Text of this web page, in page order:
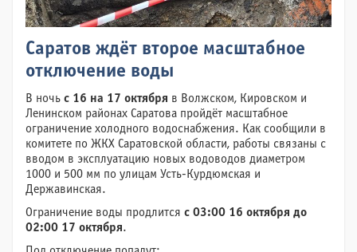
Саратов ждёт второе масштабное
отключение воды
В ночь с 16 на 17 октября в Волжском, Кировском и
Ленинском районах Саратова пройдёт масштабное
ограничение холодного водоснабжения. Как сообщили в
комитете по ЖКХ Саратовской области, работы связаны с
вводом в эксплуатацию новых водоводов диаметром
1000 и 500 мм по улицам Усть-Курдюмская и
Державинская.
Ограничение воды продлится с 03:00 16 октября до
02:00 17 октября.